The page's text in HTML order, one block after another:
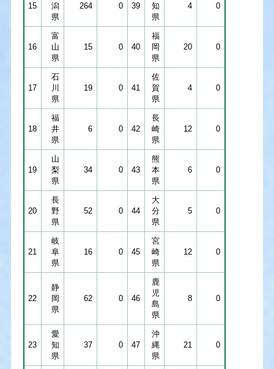
15
潟
県
264 0 39
知
県
4 0
16
富
山
県
15 0 40
福
岡
県
20 0
17
石
川
県
19 0 41
佐
賀
県
4 0
18
福
井
県
6 0 42
長
崎
県
12 0
19
山
梨
県
34 0 43
熊
本
県
6 0
20
長
野
県
52 0 44
大
分
県
5 0
21
岐
阜
県
16 0 45
宮
崎
県
12 0
22
静
岡
県
62 0 46
鹿
児
島
県
8 0
23
愛
知
県
37 0 47
沖
縄
県
21 0